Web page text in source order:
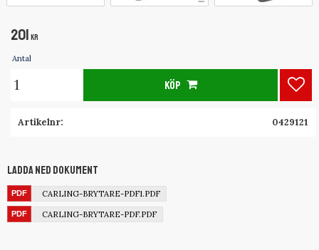
201 KR
Antal
KÖP
Artikelnr 0429121
Ladda ned dokument
CARLING-BRYTARE-PDF1.PDF
CARLING-BRYTARE-PDF.PDF